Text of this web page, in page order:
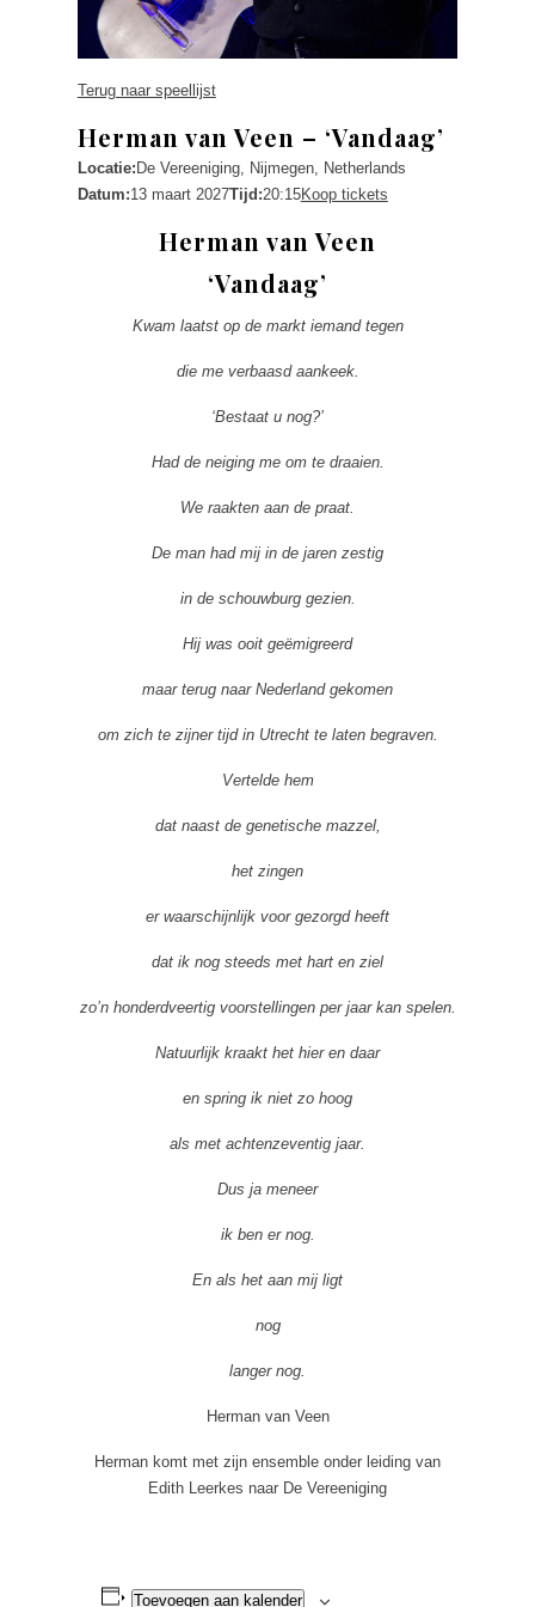
Terug naar speellijst
Herman van Veen – ‘Vandaag’
Locatie: De Vereeniging, Nijmegen, Netherlands
Datum:13 maart 2027Tijd:20:15Koop tickets
Herman van Veen
‘Vandaag’
Kwam laatst op de markt iemand tegen
die me verbaasd aankeek.
‘Bestaat u nog?’
Had de neiging me om te draaien.
We raakten aan de praat.
De man had mij in de jaren zestig
in de schouwburg gezien.
Hij was ooit geëmigreerd
maar terug naar Nederland gekomen
om zich te zijner tijd in Utrecht te laten begraven.
Vertelde hem
dat naast de genetische mazzel,
het zingen
er waarschijnlijk voor gezorgd heeft
dat ik nog steeds met hart en ziel
zo’n honderdveertig voorstellingen per jaar kan spelen.
Natuurlijk kraakt het hier en daar
en spring ik niet zo hoog
als met achtenzeventig jaar.
Dus ja meneer
ik ben er nog.
En als het aan mij ligt
nog
langer nog.
Herman van Veen
Herman komt met zijn ensemble onder leiding van
Edith Leerkes naar De Vereeniging
Toevoegen aan kalender